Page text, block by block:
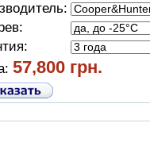
57,800 грн.